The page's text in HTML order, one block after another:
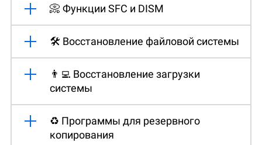
📀 Функции SFC и DISM
🛠️ Восстановление файловой системы
👨‍💻 Восстановление загрузки
системы
♻️ Программы для резервного
копирования